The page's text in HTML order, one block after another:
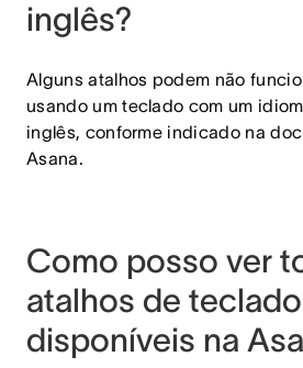
inglês?
Alguns atalhos podem não
usando um teclado com um
inglês, conforme indicado na
Asana.
Como posso ver
atalhos de teclado
disponíveis na